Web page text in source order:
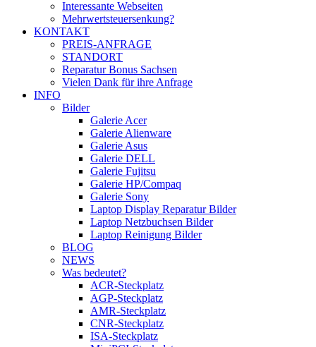
Interessante Webseiten
Mehrwertsteuersenkung?
KONTAKT
PREIS-ANFRAGE
STANDORT
Reparatur Bonus Sachsen
Vielen Dank für ihre Anfrage
INFO
Bilder
Galerie Acer
Galerie Alienware
Galerie Asus
Galerie DELL
Galerie Fujitsu
Galerie HP/Compaq
Galerie Sony
Laptop Display Reparatur Bilder
Laptop Netzbuchsen Bilder
Laptop Reinigung Bilder
BLOG
NEWS
Was bedeutet?
ACR-Steckplatz
AGP-Steckplatz
AMR-Steckplatz
CNR-Steckplatz
ISA-Steckplatz